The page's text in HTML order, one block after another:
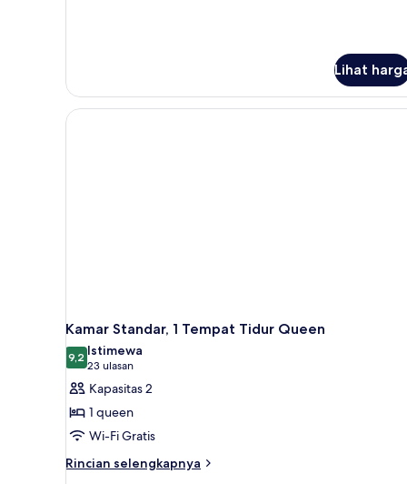
Lihat
Kamar Standar, 1 Tempat Tidur Queen
9,29,2 dari 10
Istimewa
23 ulasan
(23
ulasan)
Kapasitas 2
1 queen
Wi-Fi Gratis
Rincian selengkapnya
Rincian